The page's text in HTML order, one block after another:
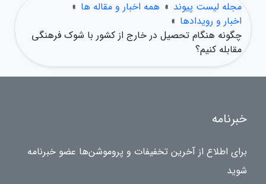
مجله لیست پیوند » همه اخبار و مقاله ها »
اخبار و رویدادها »
چگونه هنگام تحصیل در خارج از کشور با شوک فرهنگی
مقابله کنیم؟
خبرنامه
برای اطلاع از آخرین تخفیفات و پروموشن‌ها عضو خبرنامه
شوید